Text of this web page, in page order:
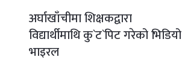
अर्घाखाँचीमा शिक्षकद्वारा
विद्यार्थीमाथि कु`ट`पिट गरेको भिडियो
भाइरल